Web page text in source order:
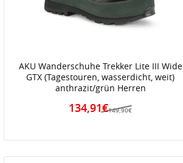
AKU Wanderschuhe Trekker Lite III Wide
GTX (Tagestouren, wasserdicht, weit)
anthrazit/grün Herren
149,90€
134,91€